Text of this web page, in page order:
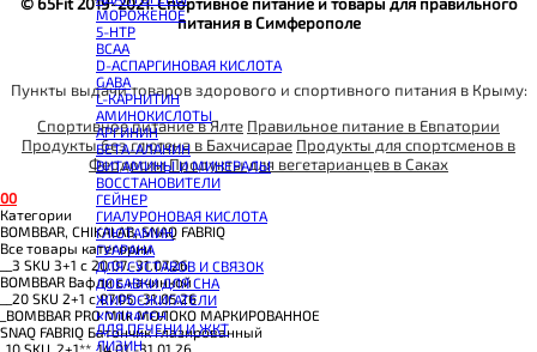
МОРОЖЕНОЕ
5-HTP
BCAA
D-АСПАРГИНОВАЯ КИСЛОТА
GABA
L-КАРНИТИН
АМИНОКИСЛОТЫ
АРГИНИН
БЕТА-АЛАНИН
ВИТАМИНЫ И МИНЕРАЛЫ
ВОССТАНОВИТЕЛИ
ГЕЙНЕР
ГИАЛУРОНОВАЯ КИСЛОТА
ГЛЮТАМИН
ГУАРАНА
ДЛЯ СУСТАВОВ И СВЯЗОК
ДОБАВКИ ДЛЯ СНА
ЖИРОСЖИГАТЕЛИ
КОЛЛАГЕН
КОЭНЗИМ Q10
ДЛЯ ПЕЧЕНИ И ЖКТ
ЛИЗИН
питания в Симферополе
Пункты выдачи товаров здорового и спортивного питания в Крыму:
Спортивное питание в Ялте Правильное питание в Евпатории
Продукты без глютена в Бахчисарае Продукты для спортсменов в
ФеодосииПродукты для вегетарианцев в Саках
00
Категории
BOMBBAR, CHIKALAB, SNAQ FABRIQ
Все товары категории
__3 SKU 3+1 с 20.07.-31.07.26
BOMBBAR Вафли с начинкой
__20 SKU 2+1 с 07.05.-31.05.26
_BOMBBAR PRO Milk МОЛОКО МАРКИРОВАННОЕ
SNAQ FABRIQ Батончик глазированный
_10 SKU_2+1**_14.01.-31.01.26